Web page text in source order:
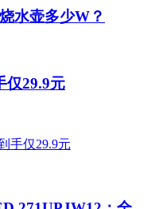
水壶多少W？
仅29.9元